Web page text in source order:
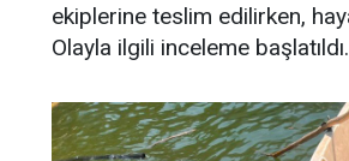
ekiplerine teslim edilirken,
Olayla ilgili inceleme başlatıldı.